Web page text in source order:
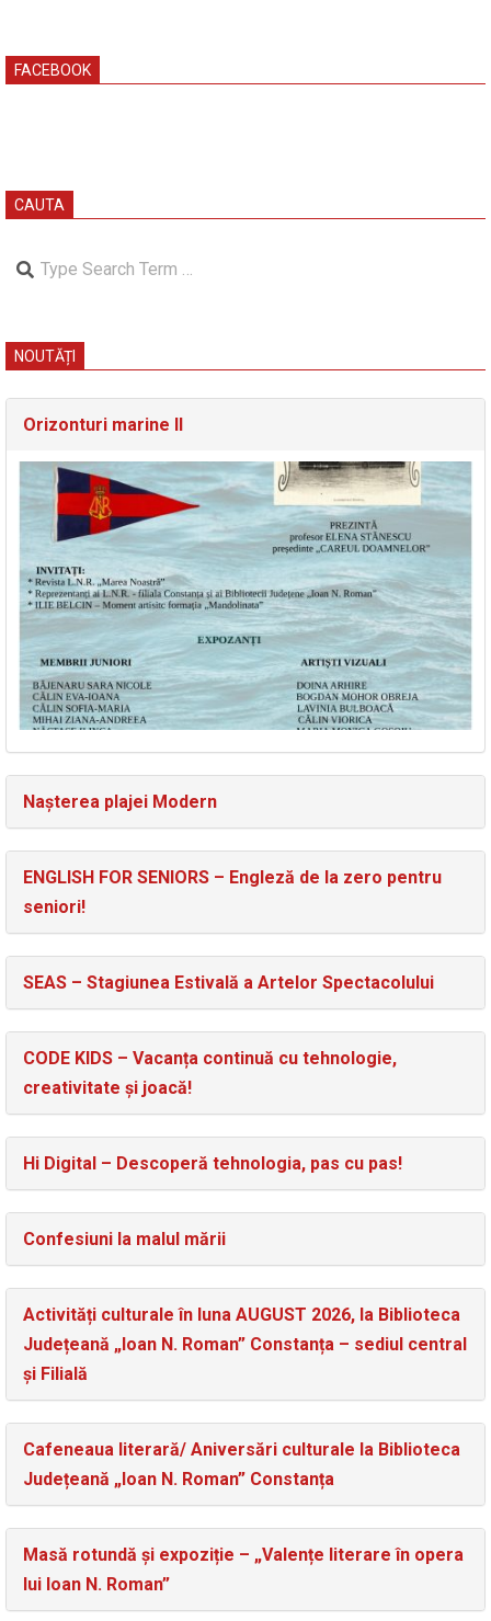
FACEBOOK
CAUTA
Search
NOUTĂȚI
Orizonturi marine II
Nașterea plajei Modern
ENGLISH FOR SENIORS – Engleză de la zero pentru
seniori!
SEAS – Stagiunea Estivală a Artelor Spectacolului
CODE KIDS – Vacanța continuă cu tehnologie,
creativitate și joacă!
Hi Digital – Descoperă tehnologia, pas cu pas!
Confesiuni la malul mării
Activități culturale în luna AUGUST 2026, la Biblioteca
Județeană „Ioan N. Roman” Constanța – sediul central
și Filială
Cafeneaua literară/ Aniversări culturale la Biblioteca
Județeană „Ioan N. Roman” Constanța
Masă rotundă și expoziție – „Valențe literare în opera
lui Ioan N. Roman”